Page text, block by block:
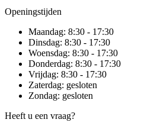
Openingstijden
Maandag: 8:30 - 17:30
Dinsdag: 8:30 - 17:30
Woensdag: 8:30 - 17:30
Donderdag: 8:30 - 17:30
Vrijdag: 8:30 - 17:30
Zaterdag: gesloten
Zondag: gesloten
Heeft u een vraag?